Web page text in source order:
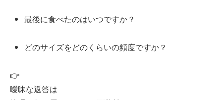
最後に食べたのはいつですか？
どのサイズをどのくらいの頻度ですか？
👉
曖昧な返答は